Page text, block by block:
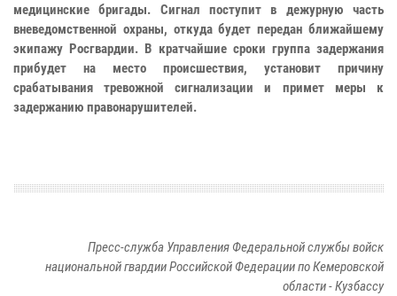
медицинские бригады. Сигнал поступит в дежурную часть
вневедомственной охраны, откуда будет передан ближайшему
экипажу Росгвардии. В кратчайшие сроки группа задержания
прибудет на место происшествия, установит причину
срабатывания тревожной сигнализации и примет меры к
задержанию правонарушителей.
Пресс-служба Управления Федеральной службы войск
национальной гвардии Российской Федерации по Кемеровской
области - Кузбассу